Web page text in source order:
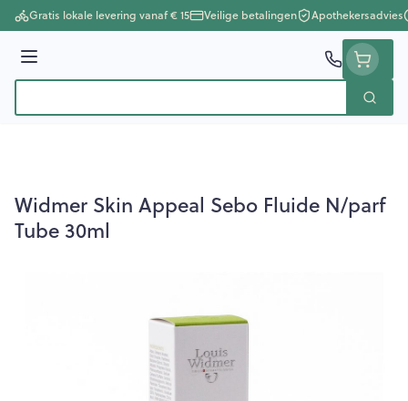
Ga naar de inhoud
Gratis lokale levering vanaf € 15 Veilige betalingen Apothekersadvies
Menu
Zoek
Widmer Skin Appeal Sebo Fluide N/parf
Tube 30ml